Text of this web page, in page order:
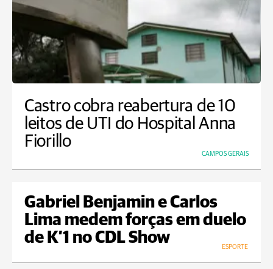
Castro cobra reabertura de 10
leitos de UTI do Hospital Anna
Fiorillo
CAMPOS GERAIS
Gabriel Benjamin e Carlos
Lima medem forças em duelo
de K’1 no CDL Show
ESPORTE